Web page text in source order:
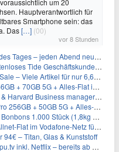
um 20
Hauptverantwortlich für
Smartphone sein: das
Das[…] (00)
vor 8 Stunden
– jeden Abend neue Deals zum Stöbern
Tide Geschäftskundenkonto
Artikel für nur 6,66€ – nur 48 Stunden
Flat im Vodafone-Netz für 34,99€/Monat – eff. 4,65€/Monat
manager+ Digital-Kombi-Abo 1 Monat kostenlos
Flat im Vodafone-Netz für 19,99€/Monat – eff. 0,61€/Monat
1.000 Stück (1,8kg Eimer) für 6,29€
für eff. 5,91€/Monat dank 50€ Wechselbonus + 0€ AG
94€ – Titan, Glas & Kunststoff
– bereits ab 9€/Monat (statt 17,99€)